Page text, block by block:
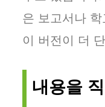
은 보고서나
이 버전이 더
내용을